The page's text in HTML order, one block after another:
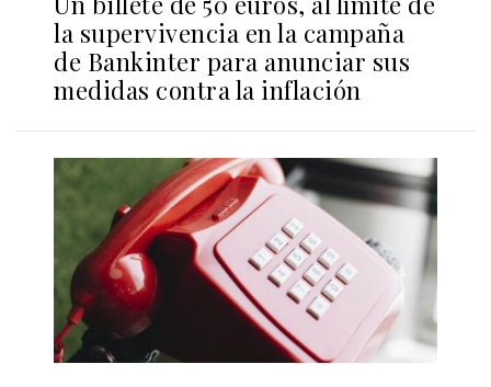
la supervivencia en la campaña
de Bankinter para anunciar sus
medidas contra la inflación